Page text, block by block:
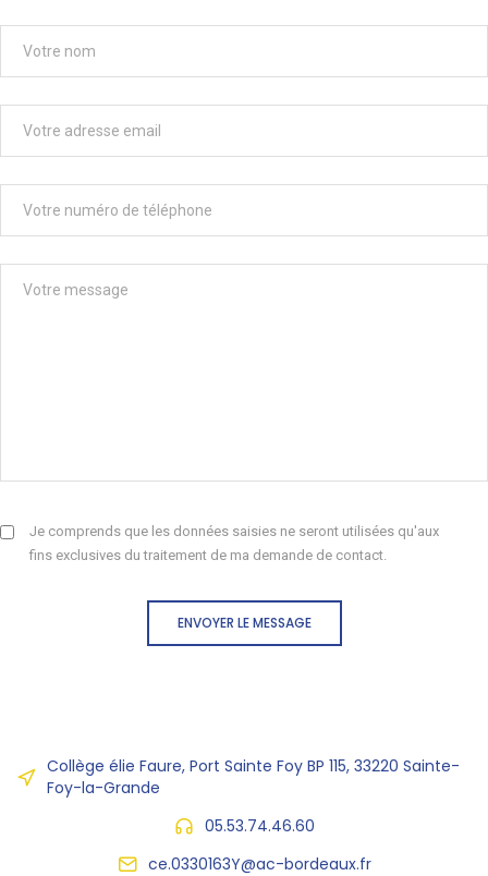
Je comprends que les données saisies ne seront utilisées qu'aux
fins exclusives du traitement de ma demande de contact.
ENVOYER LE MESSAGE
Collège élie Faure, Port Sainte Foy BP 115, 33220 Sainte-
Foy-la-Grande
05.53.74.46.60
ce.0330163Y@ac-bordeaux.fr